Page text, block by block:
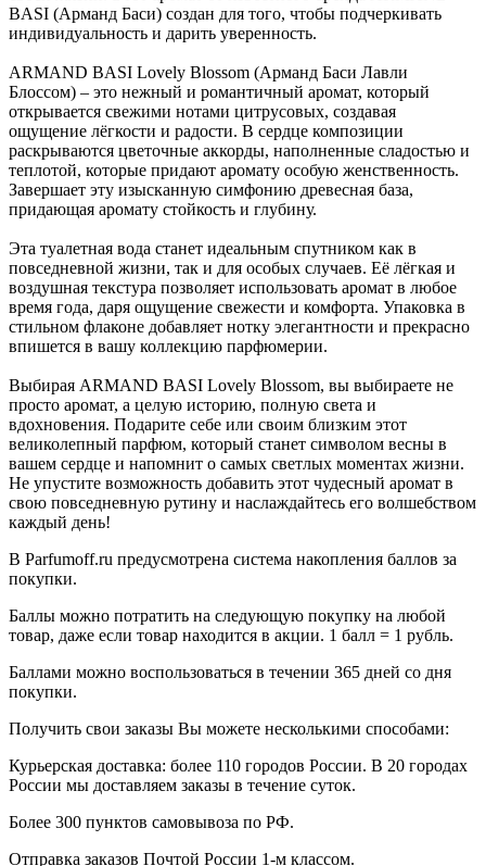
BASI (Арманд Баси) создан для того, чтобы подчеркивать
индивидуальность и дарить уверенность.
ARMAND BASI Lovely Blossom (Арманд Баси Лавли
Блоссом) – это нежный и романтичный аромат, который
открывается свежими нотами цитрусовых, создавая
ощущение лёгкости и радости. В сердце композиции
раскрываются цветочные аккорды, наполненные сладостью и
теплотой, которые придают аромату особую женственность.
Завершает эту изысканную симфонию древесная база,
придающая аромату стойкость и глубину.
Эта туалетная вода станет идеальным спутником как в
повседневной жизни, так и для особых случаев. Её лёгкая и
воздушная текстура позволяет использовать аромат в любое
время года, даря ощущение свежести и комфорта. Упаковка в
стильном флаконе добавляет нотку элегантности и прекрасно
впишется в вашу коллекцию парфюмерии.
Выбирая ARMAND BASI Lovely Blossom, вы выбираете не
просто аромат, а целую историю, полную света и
вдохновения. Подарите себе или своим близким этот
великолепный парфюм, который станет символом весны в
вашем сердце и напомнит о самых светлых моментах жизни.
Не упустите возможность добавить этот чудесный аромат в
свою повседневную рутину и наслаждайтесь его волшебством
каждый день!
В Parfumoff.ru предусмотрена система накопления баллов за
покупки.
Баллы можно потратить на следующую покупку на любой
товар, даже если товар находится в акции. 1 балл = 1 рубль.
Баллами можно воспользоваться в течении 365 дней со дня
покупки.
Получить свои заказы Вы можете несколькими способами:
Курьерская доставка: более 110 городов России. В 20 городах
России мы доставляем заказы в течение суток.
Более 300 пунктов самовывоза по РФ.
Отправка заказов Почтой России 1-м классом.